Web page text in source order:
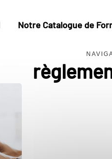
Notre Catalogue de